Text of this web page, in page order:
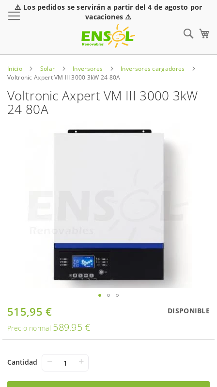
⚠️ Los pedidos se servirán a partir del 4 de agosto por
vacaciones ⚠️
Inicio Solar Inversores
Inversores cargadores
Voltronic Axpert VM III 3000 3kW 24 80A
Voltronic Axpert VM III 3000 3kW
24 80A
Oferta
515,95 €
Precio normal 589,95 €
DISPONIBLE
Cantidad − +
Saltar
al
comienzo
de